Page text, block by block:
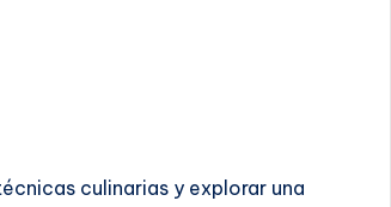
culinarias y explorar una